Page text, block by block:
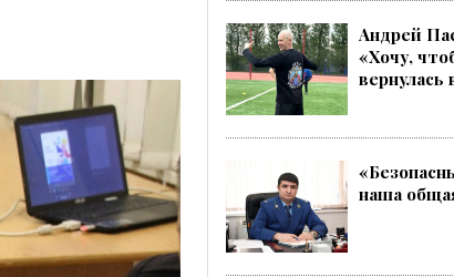
спортивно-туристский слёт
в составе сборной Ленобласти стала
отряд: делаем город чище, а себя —
Андрей
«Хочу,
наша